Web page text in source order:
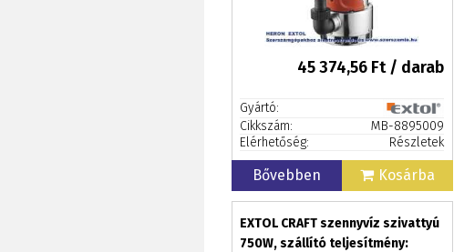
45 374,56 Ft / darab
Gyártó:
Cikkszám:
MB-8895009
Elérhetőség:
Részletek
Bővebben Kosárba
EXTOL CRAFT szennyvíz szivattyú
750W, szállító teljesítmény: